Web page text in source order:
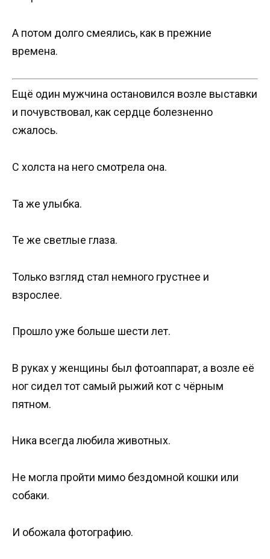
А потом долго смеялись, как в прежние
времена.
Ещё один мужчина остановился возле выставки
и почувствовал, как сердце болезненно
сжалось.
С холста на него смотрела она.
Та же улыбка.
Те же светлые глаза.
Только взгляд стал немного грустнее и
взрослее.
Прошло уже больше шести лет.
В руках у женщины был фотоаппарат, а возле её
ног сидел тот самый рыжий кот с чёрным
пятном.
Ника всегда любила животных.
Не могла пройти мимо бездомной кошки или
собаки.
И обожала фотографию.